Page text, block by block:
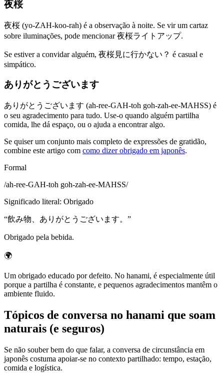
夜桜
夜桜 (yo-ZAH-koo-rah) é a observação à noite. Se vir um cartaz
sobre iluminações, pode mencionar 夜桜ライトアップ.
Se estiver a convidar alguém, 夜桜見に行かない？ é casual e
simpático.
ありがとうございます
ありがとうございます (ah-ree-GAH-toh goh-zah-ee-MAHSS) é
o seu agradecimento para tudo. Use-o quando alguém partilha
comida, lhe dá espaço, ou o ajuda a encontrar algo.
Se quiser um conjunto mais completo de expressões de gratidão,
combine este artigo com como dizer obrigado em japonês.
Formal
/ah-ree-GAH-toh goh-zah-ee-MAHSS/
Significado literal: Obrigado
“飲み物、ありがとうございます。 ”
Obrigado pela bebida.
🌍
Um obrigado educado por defeito. No hanami, é especialmente útil
porque a partilha é constante, e pequenos agradecimentos mantêm o
ambiente fluido.
Tópicos de conversa no hanami que soam
naturais (e seguros)
Se não souber bem do que falar, a conversa de circunstância em
japonês costuma apoiar-se no contexto partilhado: tempo, estação,
comida e logística.